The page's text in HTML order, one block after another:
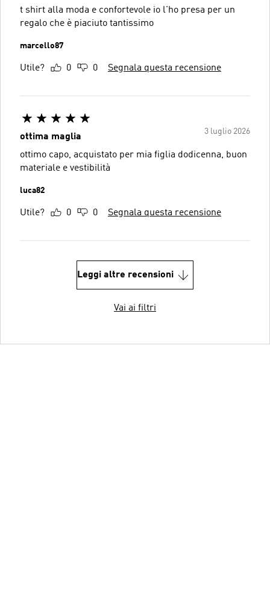
t shirt alla moda e confortevole io l'ho presa per un
regalo che è piaciuto tantissimo
marcello87
Utile? 0 0 Segnala questa recensione
3 luglio 2026
ottima maglia
ottimo capo, acquistato per mia figlia dodicenna, buon
materiale e vestibilità
luca82
Utile? 0 0 Segnala questa recensione
Leggi altre recensioni
Vai ai filtri